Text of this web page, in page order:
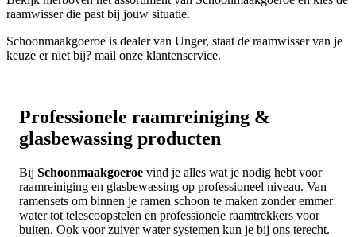
raamwisser die past bij jouw situatie.
Schoonmaakgoeroe is dealer van Unger, staat de raamwisser van je
keuze er niet bij? mail onze klantenservice.
Professionele raamreiniging &
glasbewassing producten
Bij Schoonmaakgoeroe vind je alles wat je nodig hebt voor
raamreiniging en glasbewassing op professioneel niveau. Van
ramensets om binnen je ramen schoon te maken zonder emmer
water tot telescoopstelen en professionele raamtrekkers voor
buiten. Ook voor zuiver water systemen kun je bij ons terecht.